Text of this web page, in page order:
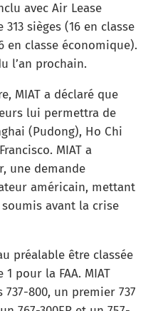
avec Air Lease
sièges (16 en classe
en classe économique).
l’an prochain.
MIAT a déclaré que
lui permettra de
(Pudong), Ho Chi
MIAT a
une demande
américain, mettant
avant la crise
préalable être classée
pour la FAA. MIAT
800, un premier 737